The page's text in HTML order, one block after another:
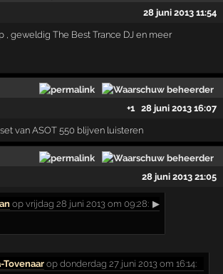
28 juni 2013 11:54
, geweldig The Best Trance DJ en meer
+1
28 juni 2013 16:07
van ASOT 550 blijven luisteren
28 juni 2013 21:05
op vrijdag 28 juni 2013 om 09:28: ▶
Tovenaarop donderdag 27 juni 2013 om 16:14: